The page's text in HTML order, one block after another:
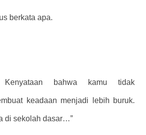
berkata apa.
Kenyataan bahwa kamu tidak
keadaan menjadi lebih buruk.
di sekolah dasar…”